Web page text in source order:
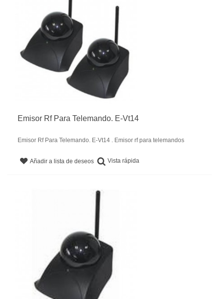
Emisor Rf Para Telemando. E-Vt14
Emisor Rf Para Telemando. E-Vt14 . Emisor rf para telemandos
Añadir a lista de deseos Vista rápida